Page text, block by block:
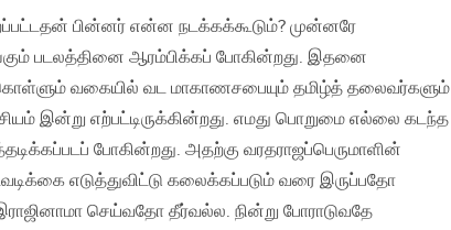
பின்னர் என்ன நடக்கக்கூடும்? முன்னரே
படலத்தினை ஆரம்பிக்கப் போகின்றது. இதனை
வகையில் வட மாகாணசபையும் தமிழ்த் தலைவர்களும்
இன்று எற்பட்டிருக்கின்றது. எமது பொறுமை எல்லை கடந்த
போகின்றது. அதற்கு வரதராஜப்பெருமாளின்
எடுத்துவிட்டு கலைக்கப்படும் வரை இருப்பதோ
இராஜினாமா செய்வதோ தீர்வல்ல. நின்று போராடுவதே